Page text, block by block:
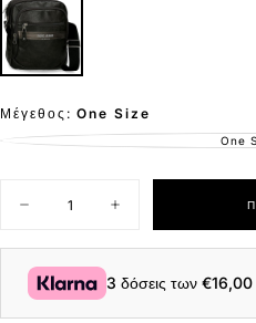
Μέγεθος: One Size
One
Μείωση
για
Jeans
Ανδρική
Αύξηση
ποσότητας
για
Jeans
Ανδρική
3 δόσεις των€16,00